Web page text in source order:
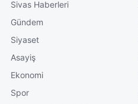
Sivas Haberleri
Gündem
Siyaset
Asayiş
Ekonomi
Spor